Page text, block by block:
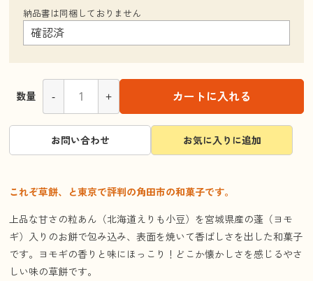
納品書は同梱しておりません
数量 - + カートに入れる
お問い合わせ お気に入りに追加
これぞ草餅、と東京で評判の角田市の和菓子です。
上品な甘さの粒あん（北海道えりも小豆）を宮城県産の蓬（ヨモ
ギ）入りのお餅で包み込み、表面を焼いて香ばしさを出した和菓子
です。ヨモギの香りと味にほっこり！どこか懐かしさを感じるやさ
しい味の草餅です。